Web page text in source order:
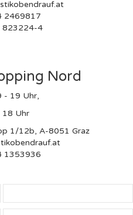
2469817
823224-4
Nord
- 19 Uhr,
18 Uhr
1/12b, A-8051 Graz
1353936